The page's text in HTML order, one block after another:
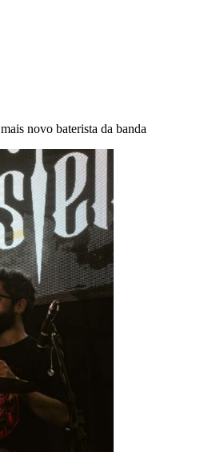
novo baterista da banda